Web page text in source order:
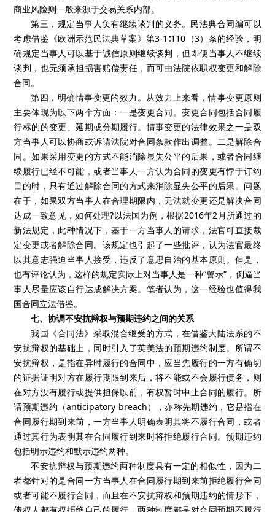
商业风险则一般来源于交易关系内部。
第三，规定当事人负有继续谈判的义务。民法典合同编可以
考虑借鉴《欧洲示范民法典草案》第3-1∶110（3）条的经验，明
确规定当事人可以基于诚信原则继续谈判，但即便当事人不继续
谈判，也无须承担损害赔偿责任，而可由法院依职权变更和解除
合同。
第四，明确情事变更的效力。从效力上来看，情事变更原则
主要体现为以下两个方面：一是变更合同。变更合同包括合同履
行标的的变更、延期或分期履行。情事变更的法律效果之一是双
方当事人可以协商或诉请法院对合同条款作出调整。二是解除合
同。如果采用变更的方式不能消除显失公平的后果，或者合同继
续履行已经不可能，或者当事人一方认为合同的变更有悖于订约
目的时，只有通过解除合同的方式来消除显失公平的后果。问题
在于，如果双方当事人在合理期限内，无法就变更还是解决合同
达成一致意见，如何处理?以法国为例，根据2016年2月所通过的
新法规定，此种情况下，基于一方当事人的请求，法官可直接裁
定变更或者解除合同。该规定也引起了一些批评，认为法官最终
以其意志强迫当事人接受，违反了意思自治的基本原则。但是，
也有评论认为，这样的规定实际上对当事人是一种“警示”，倒逼当
事人尽量应该自行达成解决方案。笔者认为，这一经验也值得我
国合同立法借鉴。
七、协调不安抗辩权与预期违约之间的关系
我国《合同法》采取混合继受的方式，在借鉴大陆法系的不
安抗辩权的基础上，同时引入了英美法的预期违约制度。所谓不
安抗辩权，是指在异时履行的合同中，应当先履行的一方有确切
的证据证明对方在履行期限到来后，将不能或不会履行债务，则
在对方没有履行或提供担保以前，有权暂时中止合同的履行。所
谓预期违约（anticipatory breach），亦称先期违约，它是指在
合同履行期到来前，一方当事人明确表明其将不履行合同，或者
通过其行为表明其在合同履行到来时将拒绝履行合同。预期违约
包括明示违约和默示违约两种。
不安抗辩权与预期违约两种制度具有一定的相似性，因为二
者都针对的是合同一方当事人在合同履行期到来前拒绝履行合同
或者可能不履行合同，而且在不安抗辩权和预期违约的情形下，